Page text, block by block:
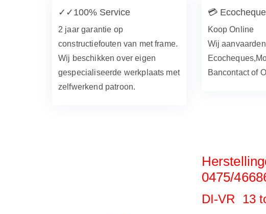
✓✓ 100% Service
2 jaar garantie op
constructiefouten van met frame.
Wij beschikken over eigen
gespecialiseerde werkplaats met
zelfwerkend patroon.
💳
Koop Online
Wij aanvaarden
Bancontact of
0475/
DI-VR 13